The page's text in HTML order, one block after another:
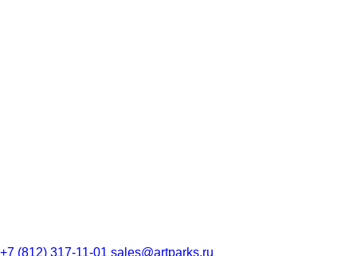
+7 (812) 317-11-01 sales@artparks.ru